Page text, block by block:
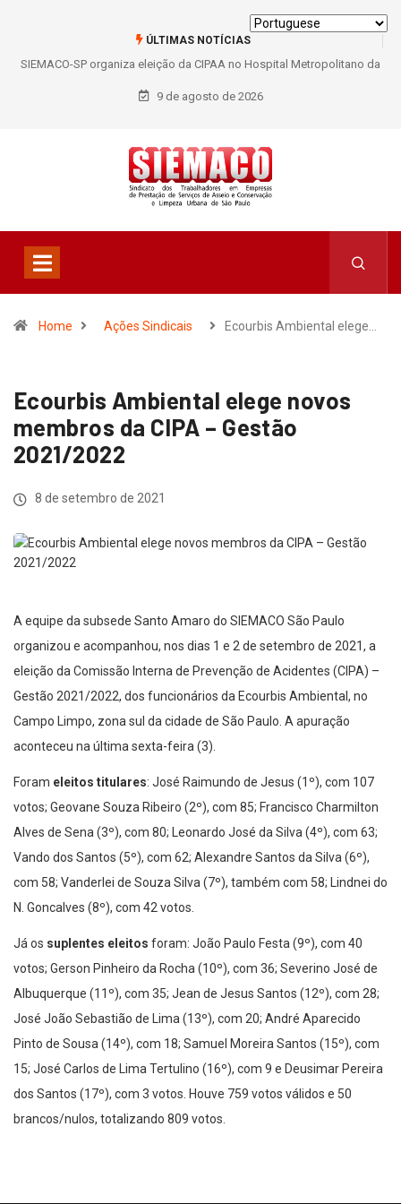
ÚLTIMAS NOTÍCIAS
SIEMACO-SP organiza eleição da CIPAA no Hospital Metropolitano da
Lapa e fortalece participação dos trabalhadores
9 de agosto de 2026
Home Ações Sindicais Ecourbis Ambiental elege…
Ecourbis Ambiental elege novos
membros da CIPA – Gestão
2021/2022
8 de setembro de 2021
A equipe da subsede Santo Amaro do SIEMACO São Paulo
organizou e acompanhou, nos dias 1 e 2 de setembro de 2021, a
eleição da Comissão Interna de Prevenção de Acidentes (CIPA) –
Gestão 2021/2022, dos funcionários da Ecourbis Ambiental, no
Campo Limpo, zona sul da cidade de São Paulo. A apuração
aconteceu na última sexta-feira (3).
Foram eleitos titulares: José Raimundo de Jesus (1º), com 107
votos; Geovane Souza Ribeiro (2º), com 85; Francisco Charmilton
Alves de Sena (3º), com 80; Leonardo José da Silva (4º), com 63;
Vando dos Santos (5º), com 62; Alexandre Santos da Silva (6º),
com 58; Vanderlei de Souza Silva (7º), também com 58; Lindnei do
N. Goncalves (8º), com 42 votos.
Já os suplentes eleitos foram: João Paulo Festa (9º), com 40
votos; Gerson Pinheiro da Rocha (10º), com 36; Severino José de
Albuquerque (11º), com 35; Jean de Jesus Santos (12º), com 28;
José João Sebastião de Lima (13º), com 20; André Aparecido
Pinto de Sousa (14º), com 18; Samuel Moreira Santos (15º), com
15; José Carlos de Lima Tertulino (16º), com 9 e Deusimar Pereira
dos Santos (17º), com 3 votos. Houve 759 votos válidos e 50
brancos/nulos, totalizando 809 votos.